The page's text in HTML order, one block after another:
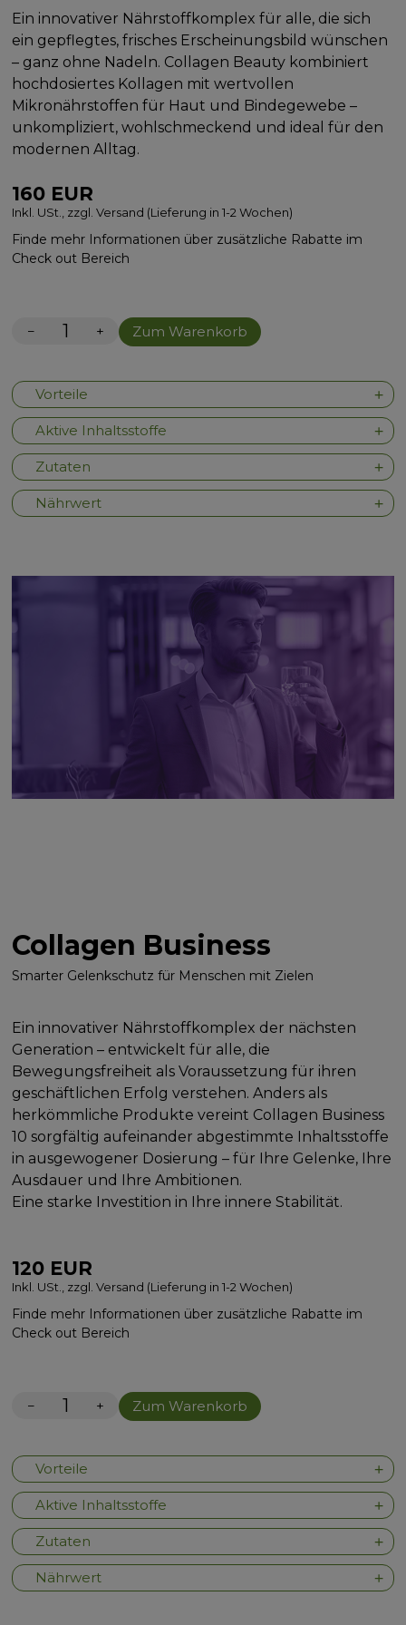
Ein innovativer Nährstoffkomplex für alle, die sich
ein gepflegtes, frisches Erscheinungsbild wünschen
– ganz ohne Nadeln. Collagen Beauty kombiniert
hochdosiertes Kollagen mit wertvollen
Mikronährstoffen für Haut und Bindegewebe –
unkompliziert, wohlschmeckend und ideal für den
modernen Alltag.
160 EUR
Inkl. USt., zzgl. Versand (Lieferung in 1-2 Wochen)
Finde mehr Informationen über zusätzliche Rabatte im
Check out Bereich
− + Zum Warenkorb
Vorteile
Aktive Inhaltsstoffe
Zutaten
Nährwert
Collagen Business
Smarter Gelenkschutz für Menschen mit Zielen
Ein innovativer Nährstoffkomplex der nächsten
Generation – entwickelt für alle, die
Bewegungsfreiheit als Voraussetzung für ihren
geschäftlichen Erfolg verstehen. Anders als
herkömmliche Produkte vereint Collagen Business
10 sorgfältig aufeinander abgestimmte Inhaltsstoffe
in ausgewogener Dosierung – für Ihre Gelenke, Ihre
Ausdauer und Ihre Ambitionen.
Eine starke Investition in Ihre innere Stabilität.
120 EUR
Inkl. USt., zzgl. Versand (Lieferung in 1-2 Wochen)
Finde mehr Informationen über zusätzliche Rabatte im
Check out Bereich
− + Zum Warenkorb
Vorteile
Aktive Inhaltsstoffe
Zutaten
Nährwert